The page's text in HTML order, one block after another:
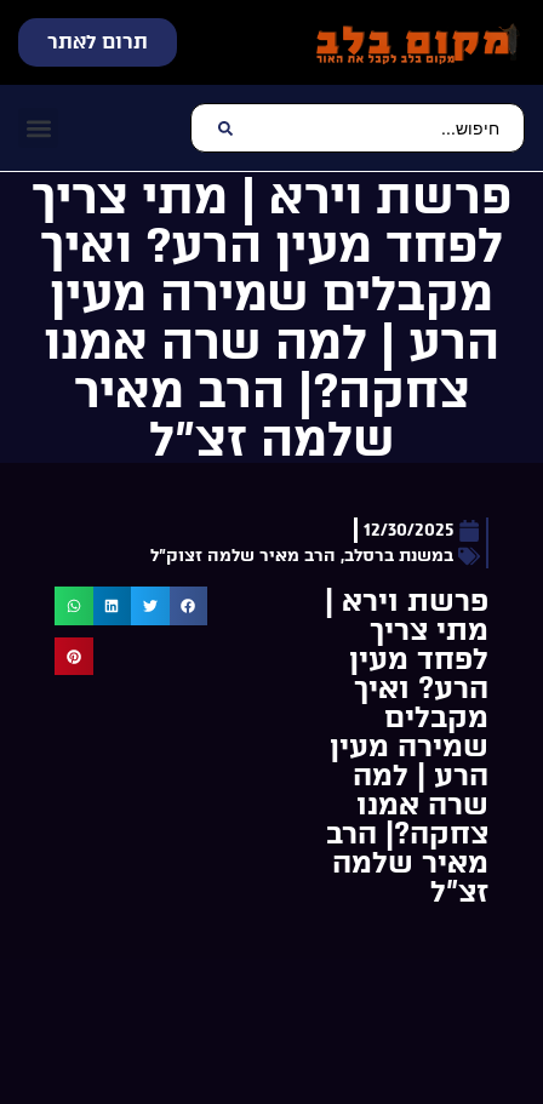
תרום לאתר
פרשת וירא | מתי צריך
לפחד מעין הרע? ואיך
מקבלים שמירה מעין
הרע | למה שרה אמנו
צחקה?| הרב מאיר
שלמה זצ”ל
12/30/2025
במשנת ברסלב, הרב מאיר שלמה זצוק"ל
פרשת וירא |
מתי צריך
לפחד מעין
הרע? ואיך
מקבלים
שמירה מעין
הרע | למה
שרה אמנו
צחקה?| הרב
מאיר שלמה
זצ”ל